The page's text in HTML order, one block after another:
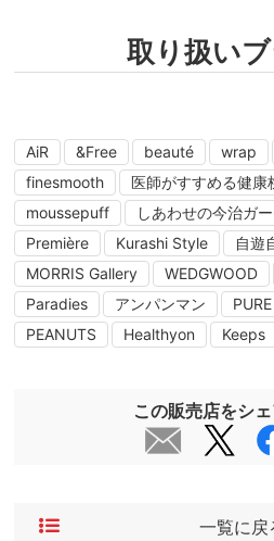
取り扱い
AiR &Free beauté wrap
finesmooth
医師がすすめる健康
moussepuff
しあわせの今治ガ
Première
Kurashi Style 自遊
MORRIS Gallery
WEDGWOOD
Paradies
アンパンマン
PEANUTS
Healthyon Keeps
この販売店をシェ
一覧に戻